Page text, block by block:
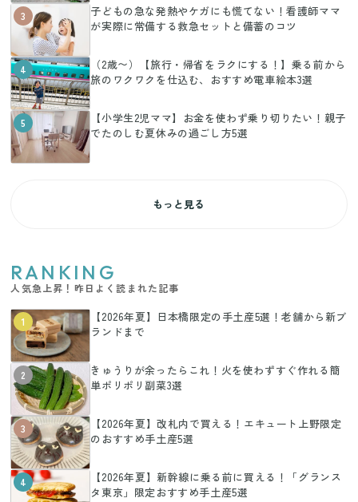
3
子どもの急な発熱やケガにも慌てない！看護師ママ
が実際に常備する救急セットと備蓄のコツ
4
（2歳〜）【旅行・帰省をラクにする！】乗る前から
旅のワクワクを仕込む、おすすめ電車絵本3選
5
【小学生2児ママ】お金を使わず乗り切りたい！親子
でたのしむ夏休みの過ごし方5選
もっと見る
RANKING
人気急上昇！昨日よく読まれた記事
1
【2026年夏】日本橋限定の手土産5選！老舗から新ブ
ランドまで
2
きゅうりが余ったらこれ！火を使わずすぐ作れる簡
単ポリポリ副菜3選
3
【2026年夏】改札内で買える！エキュート上野限定
のおすすめ手土産5選
4
【2026年夏】新幹線に乗る前に買える！「グランス
タ東京」限定おすすめ手土産5選